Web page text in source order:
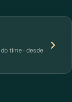
time · desde